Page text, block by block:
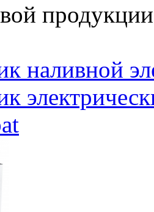
наливной